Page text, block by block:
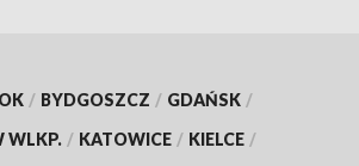
/ BYDGOSZCZ / GDAŃSK /
WLKP. / KATOWICE / KIELCE /